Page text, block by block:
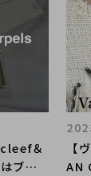
＆
ブラ
【
AN